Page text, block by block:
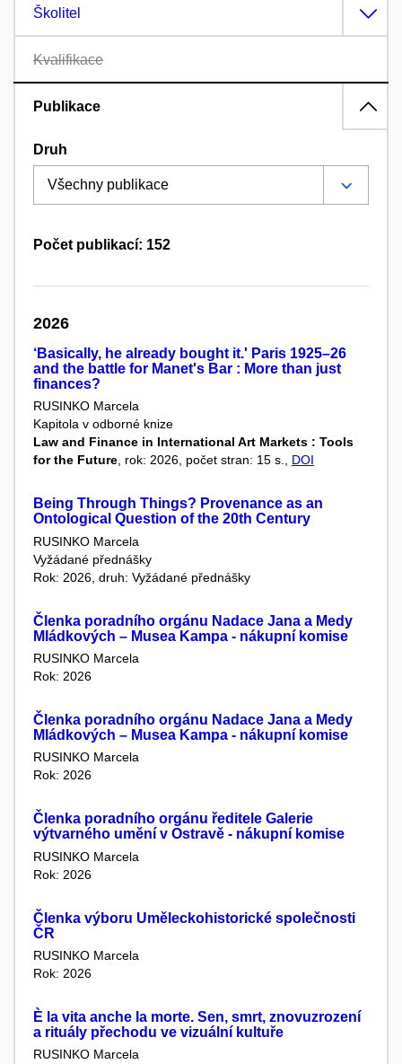
Školitel
Kvalifikace
Publikace
Druh
Počet publikací: 152
2026
‘Basically, he already bought it.' Paris 1925–26
and the battle for Manet's Bar : More than just
finances?
RUSINKO Marcela
Kapitola v odborné knize
Law and Finance in International Art Markets : Tools
for the Future, rok: 2026, počet stran: 15 s., DOI
Being Through Things? Provenance as an
Ontological Question of the 20th Century
RUSINKO Marcela
Vyžádané přednášky
Rok: 2026, druh: Vyžádané přednášky
Členka poradního orgánu Nadace Jana a Medy
Mládkových – Musea Kampa - nákupní komise
RUSINKO Marcela
Rok: 2026
Členka poradního orgánu Nadace Jana a Medy
Mládkových – Musea Kampa - nákupní komise
RUSINKO Marcela
Rok: 2026
Členka poradního orgánu ředitele Galerie
výtvarného umění v Ostravě - nákupní komise
RUSINKO Marcela
Rok: 2026
Členka výboru Uměleckohistorické společnosti
ČR
RUSINKO Marcela
Rok: 2026
È la vita anche la morte. Sen, smrt, znovuzrození
a rituály přechodu ve vizuální kultuře
RUSINKO Marcela